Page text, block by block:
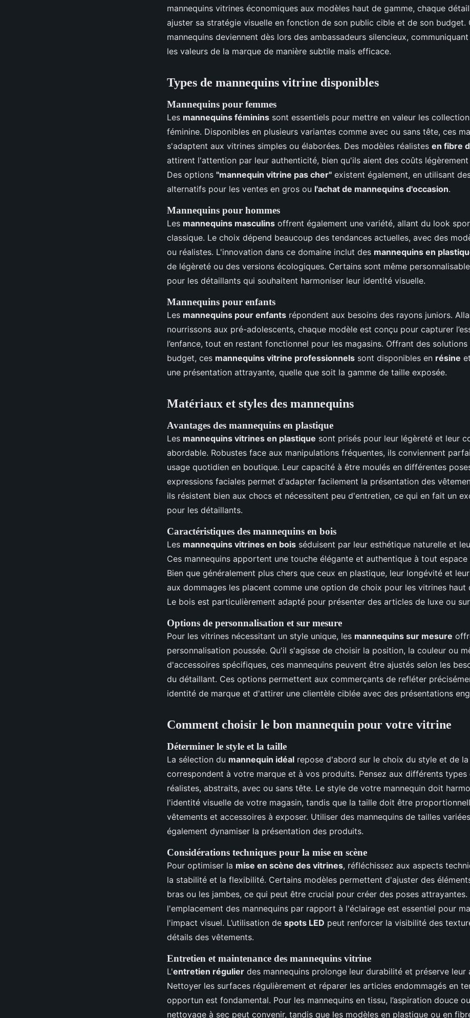
mannequins vitrines économiques aux modèles haut de gamme, chaque
ajuster sa stratégie visuelle en fonction de son public cible et de son budget.
mannequins deviennent dès lors des ambassadeurs silencieux,
les valeurs de la marque de manière subtile mais efficace.
Types de mannequins vitrine disponibles
Mannequins pour femmes
Les mannequins féminins sont essentiels pour mettre en valeur les
féminine. Disponibles en plusieurs variantes comme avec ou sans tête, ces
s'adaptent aux vitrines simples ou élaborées. Des modèles réalistes en fibre
attirent l'attention par leur authenticité, bien qu'ils aient des coûts légèrement
Des options "mannequin vitrine pas cher" existent également, en utilisant
alternatifs pour les ventes en gros ou l'achat de mannequins d'occasion.
Mannequins pour hommes
Les mannequins masculins offrent également une variété, allant du look
classique. Le choix dépend beaucoup des tendances actuelles, avec des
ou réalistes. L'innovation dans ce domaine inclut des mannequins en
de légèreté ou des versions écologiques. Certains sont même
pour les détaillants qui souhaitent harmoniser leur identité visuelle.
Mannequins pour enfants
Les mannequins pour enfants répondent aux besoins des rayons juniors.
nourrissons aux pré-adolescents, chaque modèle est conçu pour capturer
l’enfance, tout en restant fonctionnel pour les magasins. Offrant des
budget, ces mannequins vitrine professionnels sont disponibles en résine
une présentation attrayante, quelle que soit la gamme de taille exposée.
Matériaux et styles des mannequins
Avantages des mannequins en plastique
Les mannequins vitrines en plastique sont prisés pour leur légèreté et leur
abordable. Robustes face aux manipulations fréquentes, ils conviennent
usage quotidien en boutique. Leur capacité à être moulés en différentes
expressions faciales permet d'adapter facilement la présentation des
ils résistent bien aux chocs et nécessitent peu d'entretien, ce qui en fait un
pour les détaillants.
Caractéristiques des mannequins en bois
Les mannequins vitrines en bois séduisent par leur esthétique naturelle et
Ces mannequins apportent une touche élégante et authentique à tout espace
Bien que généralement plus chers que ceux en plastique, leur longévité et
aux dommages les placent comme une option de choix pour les vitrines haut
Le bois est particulièrement adapté pour présenter des articles de luxe ou
Options de personnalisation et sur mesure
Pour les vitrines nécessitant un style unique, les mannequins sur mesure
personnalisation poussée. Qu'il s'agisse de choisir la position, la couleur ou
d'accessoires spécifiques, ces mannequins peuvent être ajustés selon les
du détaillant. Ces options permettent aux commerçants de refléter
identité de marque et d'attirer une clientèle ciblée avec des présentations
Comment choisir le bon mannequin pour votre vitrine
Déterminer le style et la taille
La sélection du mannequin idéal repose d'abord sur le choix du style et de
correspondent à votre marque et à vos produits. Pensez aux différents types
réalistes, abstraits, avec ou sans tête. Le style de votre mannequin doit
l'identité visuelle de votre magasin, tandis que la taille doit être
vêtements et accessoires à exposer. Utiliser des mannequins de tailles
également dynamiser la présentation des produits.
Considérations techniques pour la mise en scène
Pour optimiser la mise en scène des vitrines, réfléchissez aux aspects
la stabilité et la flexibilité. Certains modèles permettent d'ajuster des
bras ou les jambes, ce qui peut être crucial pour créer des poses attrayantes.
l'emplacement des mannequins par rapport à l'éclairage est essentiel pour
l'impact visuel. L’utilisation de spots LED peut renforcer la visibilité des
détails des vêtements.
Entretien et maintenance des mannequins vitrine
L'entretien régulier des mannequins prolonge leur durabilité et préserve leur
Nettoyer les surfaces régulièrement et réparer les articles endommagés en
opportun est fondamental. Pour les mannequins en tissu, l’aspiration douce
nettoyage à sec peut convenir, tandis que les modèles en plastique ou en